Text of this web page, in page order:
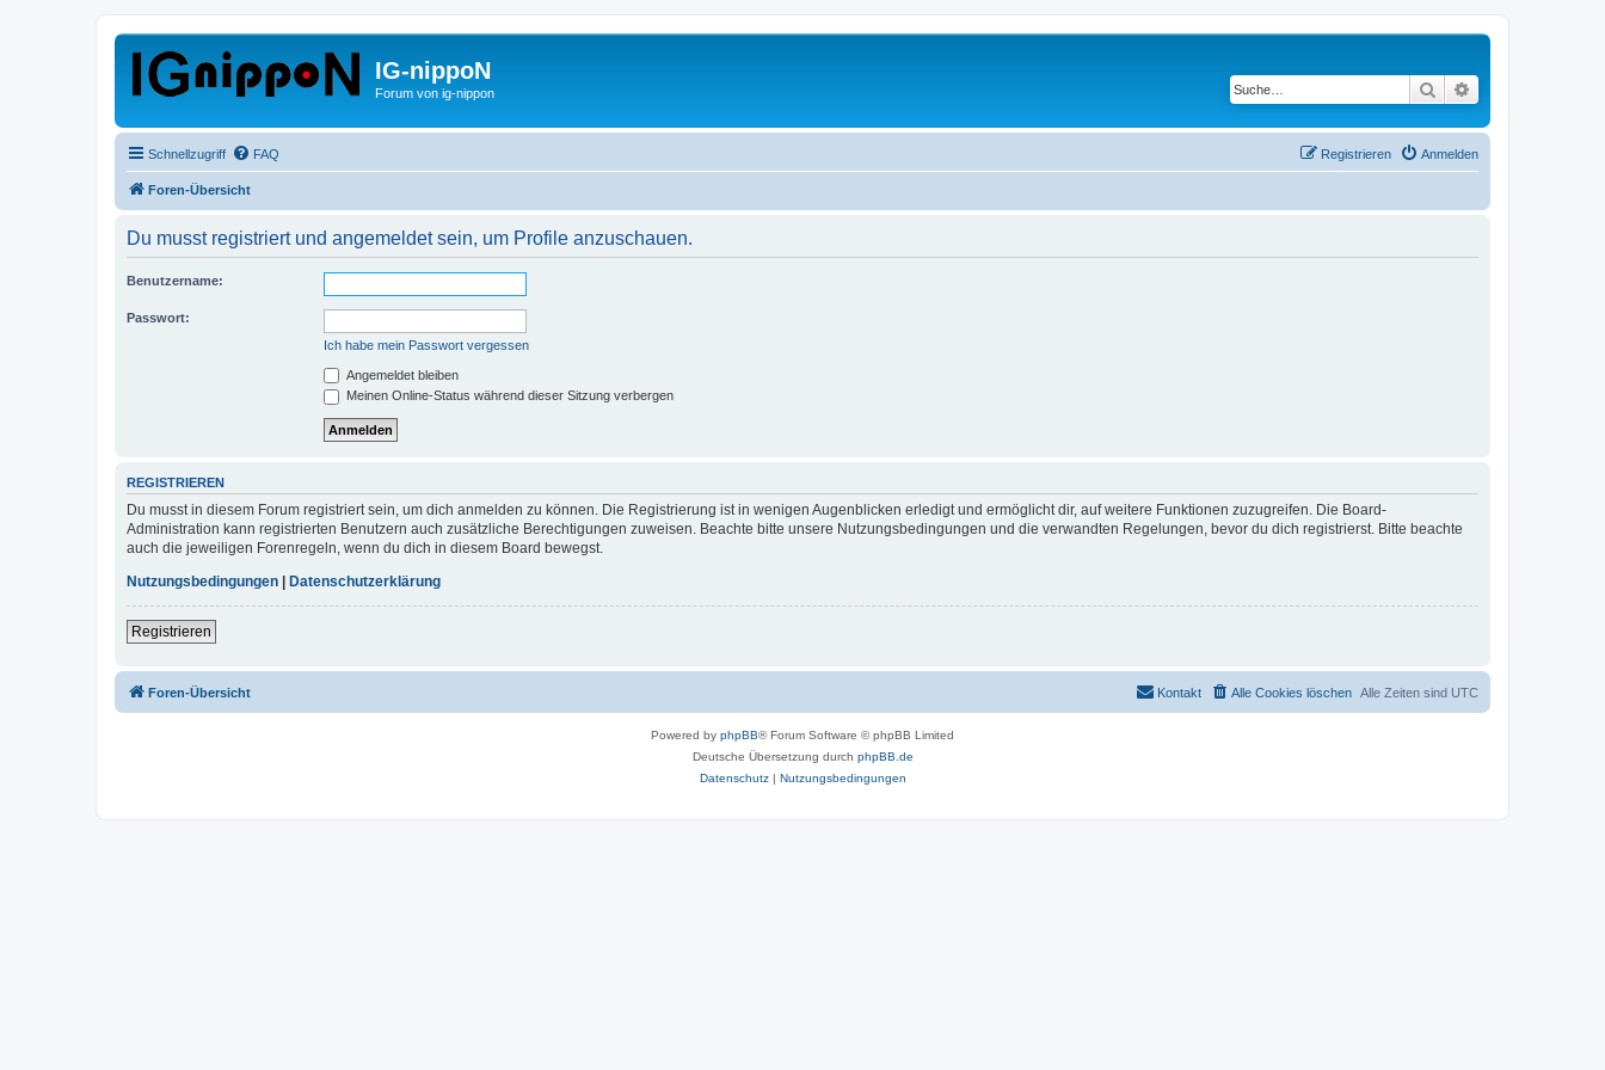
IG-nippoN
Forum von ig-nippon Suche
Schnellzugriff FAQ Anmelden
Registrieren
Foren-Übersicht
Du musst registriert und angemeldet sein, um Profile anzuschauen.
Benutzername:
Passwort:
Ich habe mein Passwort vergessen
Angemeldet bleiben
Meinen Online-Status während dieser Sitzung verbergen
REGISTRIEREN
Du musst in diesem Forum registriert sein, um dich anmelden zu können. Die Registrierung ist in wenigen Augenblicken erledigt und ermöglicht dir, auf weitere Funktionen zuzugreifen. Die Board-
Administration kann registrierten Benutzern auch zusätzliche Berechtigungen zuweisen. Beachte bitte unsere Nutzungsbedingungen und die verwandten Regelungen, bevor du dich registrierst. Bitte beachte
auch die jeweiligen Forenregeln, wenn du dich in diesem Board bewegst.
Nutzungsbedingungen
Datenschutzerklärung
Registrieren
Foren-Übersicht Alle Zeiten sind UTC
Alle Cookies löschen
Kontakt
Powered by phpBB® Forum Software © phpBB Limited
Deutsche Übersetzung durch phpBB.de
Datenschutz| Nutzungsbedingungen